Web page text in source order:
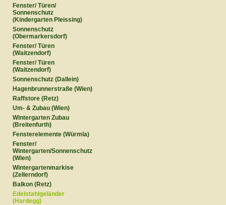
Fenster/ Türen/
Sonnenschutz
(Kindergarten Pleissing)
Sonnenschutz
(Obermarkersdorf)
Fenster/ Türen
(Waitzendorf)
Fenster/ Türen
(Waitzendorf)
Sonnenschutz (Dallein)
Hagenbrunnerstraße (Wien)
Raffstore (Retz)
Um- & Zubau (Wien)
Wintergarten Zubau
(Breitenfurth)
Fensterelemente (Würmla)
Fenster/
Wintergarten/Sonnenschutz
(Wien)
Wintergartenmarkise
(Zellerndorf)
Balkon (Retz)
Edelstahlgeländer
(Hardegg)